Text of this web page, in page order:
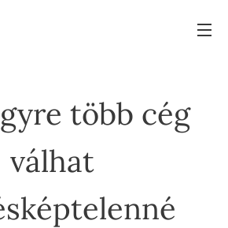
több cég
válhat